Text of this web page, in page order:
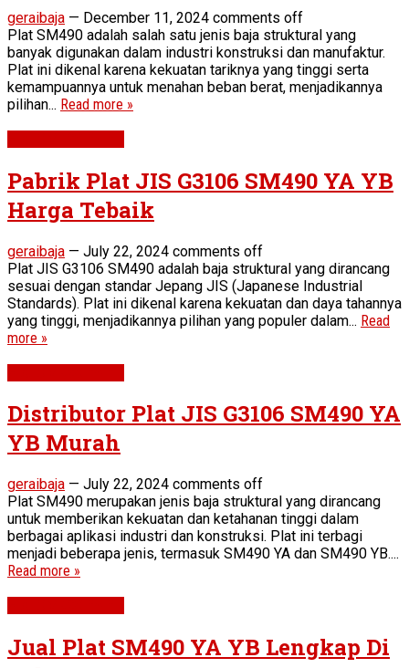
geraibaja — December 11, 2024 comments off
Plat SM490 adalah salah satu jenis baja struktural yang
banyak digunakan dalam industri konstruksi dan manufaktur.
Plat ini dikenal karena kekuatan tariknya yang tinggi serta
kemampuannya untuk menahan beban berat, menjadikannya
pilihan... Read more »
Pabrik Plat JIS G3106 SM490 YA YB
Harga Tebaik
geraibaja — July 22, 2024 comments off
Plat JIS G3106 SM490 adalah baja struktural yang dirancang
sesuai dengan standar Jepang JIS (Japanese Industrial
Standards). Plat ini dikenal karena kekuatan dan daya tahannya
yang tinggi, menjadikannya pilihan yang populer dalam... Read
more »
Distributor Plat JIS G3106 SM490 YA
YB Murah
geraibaja — July 22, 2024 comments off
Plat SM490 merupakan jenis baja struktural yang dirancang
untuk memberikan kekuatan dan ketahanan tinggi dalam
berbagai aplikasi industri dan konstruksi. Plat ini terbagi
menjadi beberapa jenis, termasuk SM490 YA dan SM490 YB....
Read more »
Jual Plat SM490 YA YB Lengkap Di